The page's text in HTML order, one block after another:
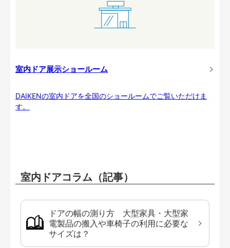
室内ドア展示ショールーム
DAIKENの室内ドアを全国のショールームでご覧いただけま
す。
室内ドアコラム（記事）
ドアの幅の測り方 大型家具・大型家
電製品の搬入や車椅子の利用に必要な
サイズは？